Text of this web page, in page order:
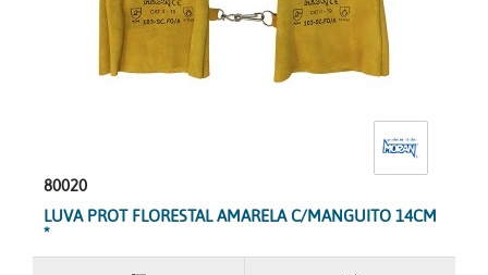
80020
LUVA PROT FLORESTAL AMARELA C/MANGUITO 14CM
*